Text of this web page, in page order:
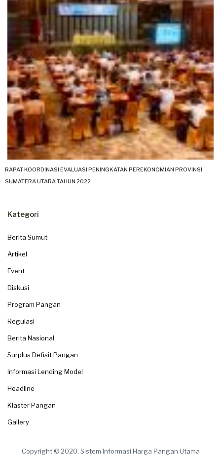
RAPAT KOORDINASI EVALUASI PENINGKATAN PEREKONOMIAN PROVINSI
SUMATERA UTARA TAHUN 2022
Kategori
Berita Sumut
Artikel
Event
Diskusi
Program Pangan
Regulasi
Berita Nasional
Surplus Defisit Pangan
Informasi Lending Model
Headline
Klaster Pangan
Gallery
Copyright © 2020. Sistem Informasi Harga Pangan Utama